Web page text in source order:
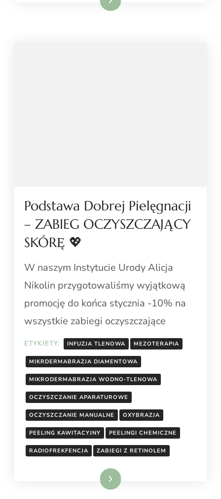
Podstawa Dobrej Pielęgnacji
– ZABIEG OCZYSZCZAJĄCY
SKÓRĘ 💖
W naszym Instytucie Urody Alicja
Nikolin przygotowaliśmy wyjątkową
promocję do końca stycznia -10% na
wszystkie zabiegi oczyszczające
ETYKIETY: INFUZJA TLENOWA MEZOTERAPIA
MIKRDERMABRAZJA DIAMENTOWA
MIKRODERMABRAZJA WODNO-TLENOWA
OCZYSZCZANIE APARATUROWE
OCZYSZCZANIE MANUALNE OXYBRAZJA
PEELING KAWITACYJNY PEELINGI CHEMICZNE
RADIOFREKFENCJA ZABIEGI Z RETINOLEM
Dowiedz się więcej